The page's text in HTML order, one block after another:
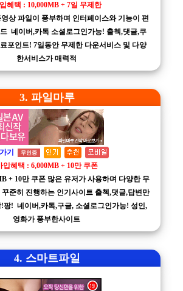
혜택 : 10,000MB + 7일 무제한
상 파일이 풍부하며 인터페이스와 기능이 편
네이버,카톡 소셜로그인가능! 출첵,댓글,쿠
포인트! 7일동안 무제한 다운서비스 및 다양
한서비스가 매력적
3. 파일마루
기 무인증
입혜택 : 6,000MB + 10만 쿠폰
+ 10만 쿠폰 많은 유저가 사용하며 다양한 무
꾸준히 진행하는 인기사이트 출첵,댓글,답변만
팡! 네이버,카톡,구글, 소셜로그인가능! 성인,
영화가 풍부한사이트
4. 스마트파일